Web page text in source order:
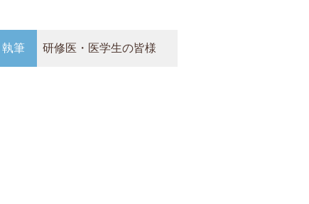
執筆 研修医・医学生の皆様